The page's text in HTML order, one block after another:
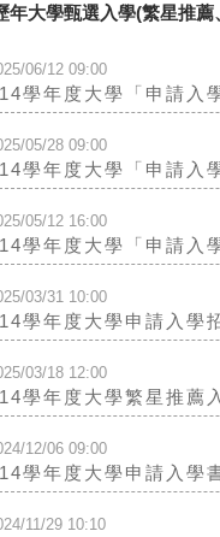
年大學甄選入學(繁星推
06/12 09:00
學年度大學「申請入
05/28 09:00
學年度大學「申請入
05/12 16:00
學年度大學「申請入
03/31 10:00
學年度大學申請入學
03/18 12:00
學年度大學繁星推薦
12/06 09:00
學年度大學申請入學
11/29 10:10